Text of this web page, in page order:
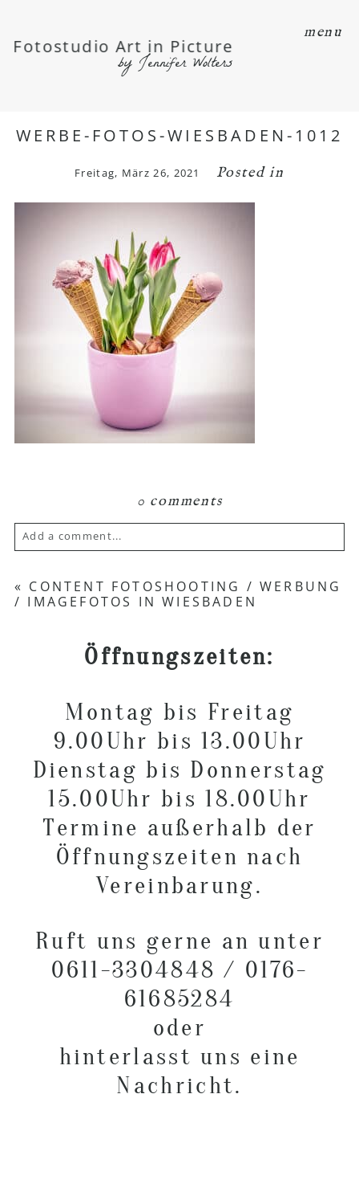
menu
Fotostudio Art in Picture
by Jennifer Wolters
WERBE-FOTOS-WIESBADEN-1012
Freitag, März 26, 2021 Posted in
0 comments
Add a comment...
Your email isnever published or shared.
Required fields are marked *
POST COMMENT
« CONTENT FOTOSHOOTING / WERBUNG
/ IMAGEFOTOS IN WIESBADEN
Öffnungszeiten:
Montag bis Freitag
9.00Uhr bis 13.00Uhr
Dienstag bis Donnerstag
15.00Uhr bis 18.00Uhr
Termine außerhalb der
Öffnungszeiten nach
Vereinbarung.
Ruft uns gerne an unter
0611-3304848 / 0176-
61685284
oder
hinterlasst uns eine
Nachricht.